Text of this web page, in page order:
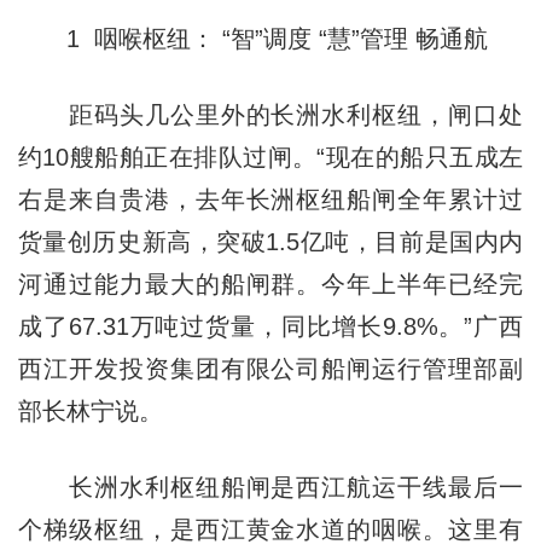
1 咽喉枢纽： “智”调度 “慧”管理 畅通航
距码头几公里外的长洲水利枢纽，闸口处
约10艘船舶正在排队过闸。“现在的船只五成左
右是来自贵港，去年长洲枢纽船闸全年累计过
货量创历史新高，突破1.5亿吨，目前是国内内
河通过能力最大的船闸群。今年上半年已经完
成了67.31万吨过货量，同比增长9.8%。”广西
西江开发投资集团有限公司船闸运行管理部副
部长林宁说。
长洲水利枢纽船闸是西江航运干线最后一
个梯级枢纽，是西江黄金水道的咽喉。这里有